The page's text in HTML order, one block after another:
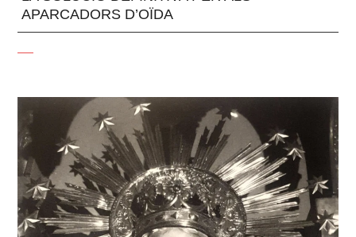
APARCADORS D’OÏDA